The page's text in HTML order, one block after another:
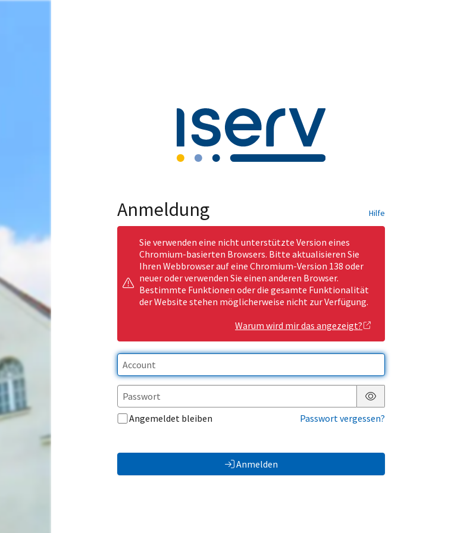
Anmeldung Hilfe
Sie verwenden eine nicht unterstützte Version eines
Chromium-basierten Browsers. Bitte aktualisieren Sie
Ihren Webbrowser auf eine Chromium-Version 138 oder
neuer oder verwenden Sie einen anderen Browser.
Bestimmte Funktionen oder die gesamte Funktionalität
der Website stehen möglicherweise nicht zur Verfügung.
Warum wird mir das angezeigt?
Passwort anzeigen
Angemeldet bleiben
Passwort vergessen?
Anmelden